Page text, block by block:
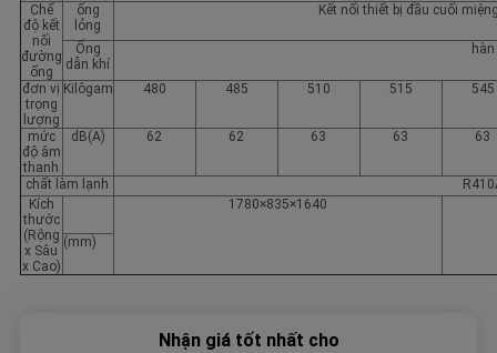
Chế
độ kết
nối
đường
ống
ống
lỏng
Kết nối thiết bị đầu cuối
Ống
dẫn khí
hàn
đơn vị
trọng
lượng
Kilôgam 480 485 510 515 545
mức
độ âm
thanh
dB(A) 62 62 63 63 63
chất làm lạnh
Kích
thước
(Rộng
x Sâu
x Cao)
1780×835×1640
(mm)
Nhận giá tốt nhất cho